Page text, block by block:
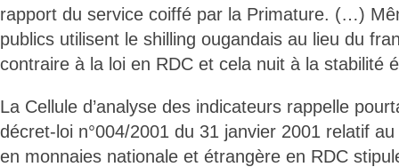
rapport du service coiffé par la Primature. (…)
publics utilisent le shilling ougandais au lieu du
contraire à la loi en RDC et cela nuit à la stabilité
La Cellule d’analyse des indicateurs rappelle
décret-loi n°004/2001 du 31 janvier 2001 relatif
en monnaies nationale et étrangère en RDC